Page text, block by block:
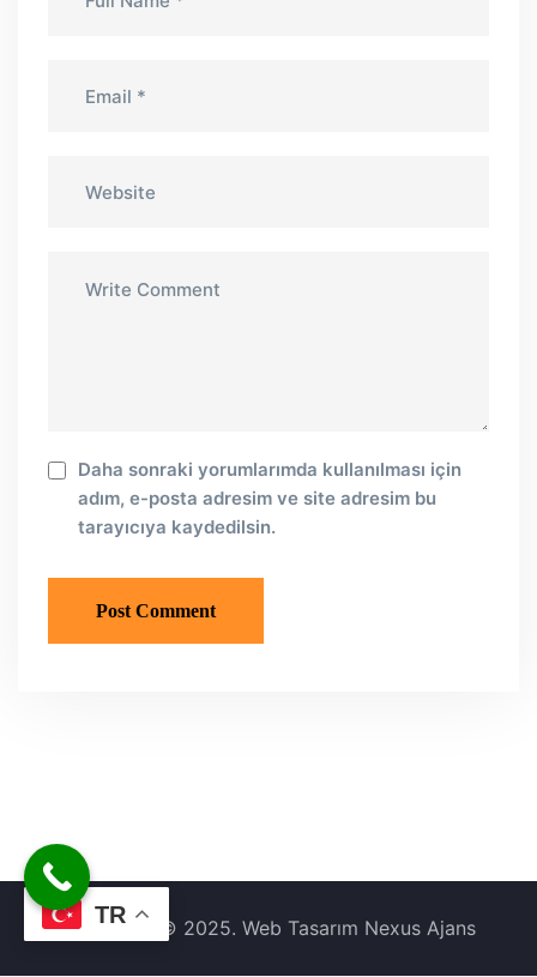
Daha sonraki yorumlarımda kullanılması için
adım, e-posta adresim ve site adresim bu
tarayıcıya kaydedilsin.
Copyright © 2025. Web Tasarım Nexus Ajans
TR